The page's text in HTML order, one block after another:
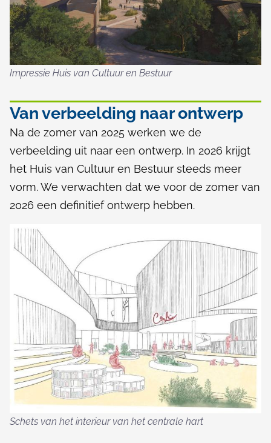
B
e
u
Impressie Huis van Cultuur en Bestuur
Van verbeelding naar ontwerp
Na de zomer van 2025 werken we de
verbeelding uit naar een ontwerp. In 2026 krijgt
het Huis van Cultuur en Bestuur steeds meer
vorm. We verwachten dat we voor de zomer van
2026 een definitief ontwerp hebben.
Schets van het interieur van het centrale hart